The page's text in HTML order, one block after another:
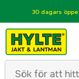
30 dagars